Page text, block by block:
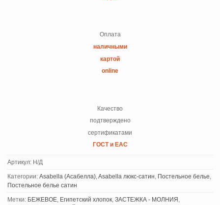
Оплата
наличными
картой
online
Качество
подтверждено
сертификатами
ГОСТ и ЕАС
Артикул: Н/Д
Категории: Asabella (Асабелла) Asabella люкс-сатин Постельное белье
Постельное белье сатин
Метки: БЕЖЕВОЕ Египетский хлопок ЗАСТЕЖКА - МОЛНИЯ